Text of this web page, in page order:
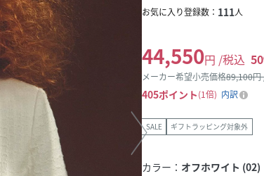
お気に入り登録数： 111人
44,550円 /税込 50
メーカー希望小売価格89,100円
405ポイント 1倍 内訳
SALE ギフトラッピング対象外
カラー： オフホワイト (02)